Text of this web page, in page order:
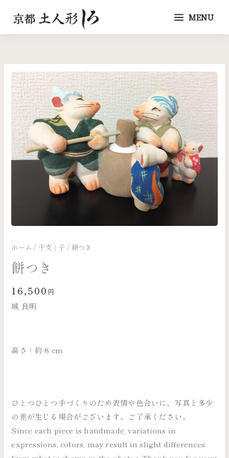
を
キ
MENU
ホーム / 干支｜子 / 餅つき
餅つき
16,500 円
城 良明
高さ：約 8 cm
ひとつひとつ手づくりのため表情や色合いに、写真と多少
の差が生じる場合がございます。ご了承ください。
Since each piece is handmade, variations in
expressions, colors, may result in slight differences